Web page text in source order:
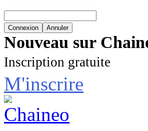
Nouveau sur
Inscription gratuite
M'inscrire